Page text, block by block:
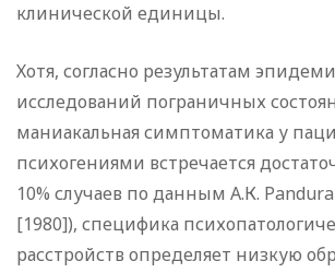
клинической единицы.
Хотя, согласно результатам
исследований пограничных
маниакальная симптоматика у
психогениями встречается
10% случаев по данным А.К.
[1980]), специфика
расстройств определяет низкую